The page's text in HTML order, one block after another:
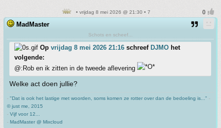
• vrijdag 8 mei 2026 @ 21:30 • 7
MadMaster
Schots en scheef...
Op vrijdag 8 mei 2026 21:16 schreef DJMO het
volgende:
@:Rob en ik zitten in de tweede aflevering
Welke act doen jullie?
- "Dat is ook het lastige met woorden, soms komen ze rotter over dan de bedoeling is..." -
© just me, 2015
- Vijf voor 12...
- MadMaster @ Mixcloud